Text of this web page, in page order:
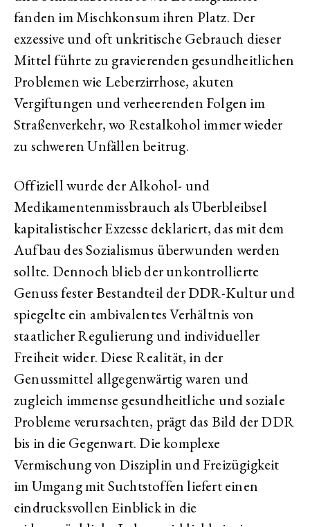
fanden im Mischkonsum ihren Platz. Der
exzessive und oft unkritische Gebrauch dieser
Mittel führte zu gravierenden gesundheitlichen
Problemen wie Leberzirrhose, akuten
Vergiftungen und verheerenden Folgen im
Straßenverkehr, wo Restalkohol immer wieder
zu schweren Unfällen beitrug.
Offiziell wurde der Alkohol- und
Medikamentenmissbrauch als Überbleibsel
kapitalistischer Exzesse deklariert, das mit dem
Aufbau des Sozialismus überwunden werden
sollte. Dennoch blieb der unkontrollierte
Genuss fester Bestandteil der DDR-Kultur und
spiegelte ein ambivalentes Verhältnis von
staatlicher Regulierung und individueller
Freiheit wider. Diese Realität, in der
Genussmittel allgegenwärtig waren und
zugleich immense gesundheitliche und soziale
Probleme verursachten, prägt das Bild der DDR
bis in die Gegenwart. Die komplexe
Vermischung von Disziplin und Freizügigkeit
im Umgang mit Suchtstoffen liefert einen
eindrucksvollen Einblick in die